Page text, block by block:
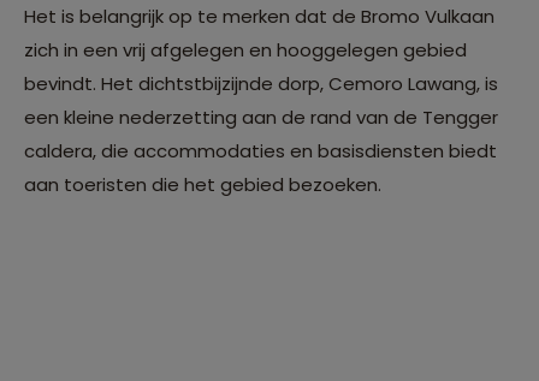
Het is belangrijk op te merken dat de Bromo Vulkaan
zich in een vrij afgelegen en hooggelegen gebied
bevindt. Het dichtstbijzijnde dorp, Cemoro Lawang, is
een kleine nederzetting aan de rand van de Tengger
caldera, die accommodaties en basisdiensten biedt
aan toeristen die het gebied bezoeken.